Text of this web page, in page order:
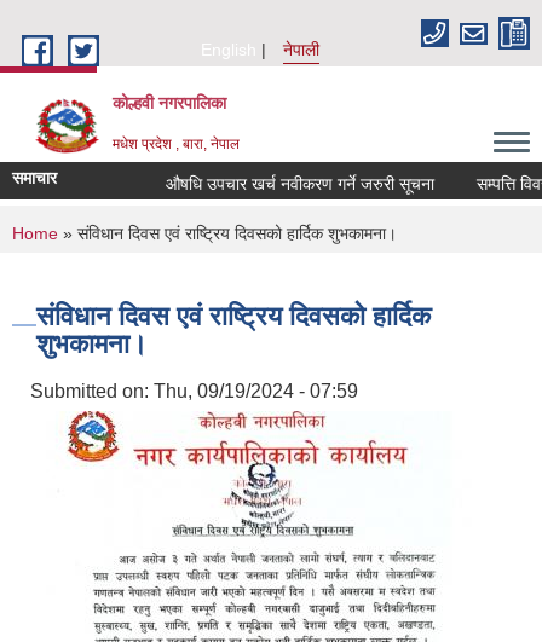
English
नेपाली
कोल्हवी नगरपालिका
मधेश प्रदेश , बारा, नेपाल
समाचार औषधि उपचार खर्च नवीकरण गर्ने जरुरी सूचना सम्पत्ति
You are here
Home » संविधान दिवस एवं राष्ट्रिय दिवसको हार्दिक शुभकामना।
संविधान दिवस एवं राष्ट्रिय दिवसको हार्दिक
शुभकामना।
Submitted on: Thu, 09/19/2024 - 07:59